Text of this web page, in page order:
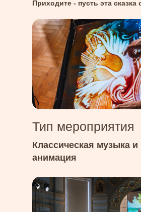
Приходите - пусть эта сказка
самой нитью, которая
и бережно хранит магию
Тип мероприятия
Классическая музыка и
анимация